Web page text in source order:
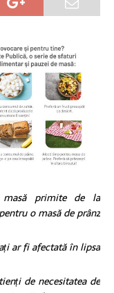
primite de la
o masă de prânz
ar fi afectată în lipsa
de necesitatea de